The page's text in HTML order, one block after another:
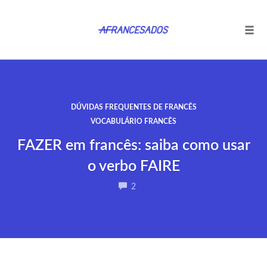
DÚVIDAS FREQUENTES DE FRANCÊS
VOCABULÁRIO FRANCÊS
FAZER em francês: saiba como usar
o verbo FAIRE
2